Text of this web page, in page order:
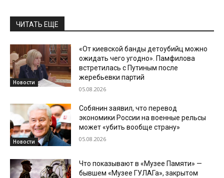
ЧИТАТЬ ЕЩЕ
Новости
«От киевской банды детоубийц можно
ожидать чего угодно». Памфилова
встретилась с Путиным после
жеребьевки партий
05.08.2026
Новости
Собянин заявил, что перевод
экономики России на военные рельсы
может «убить вообще страну»
05.08.2026
Что показывают в «Музее Памяти» —
бывшем «Музее ГУЛАГа», закрытом